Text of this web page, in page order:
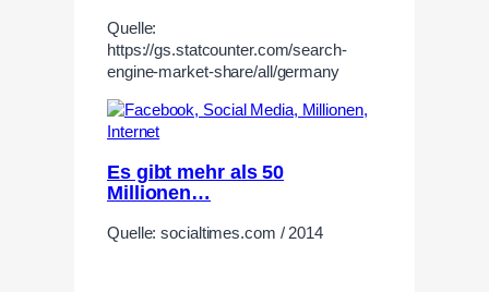
Quelle:
https://gs.statcounter.com/search-
engine-market-share/all/germany
Es gibt mehr als 50
Millionen…
Quelle: socialtimes.com / 2014